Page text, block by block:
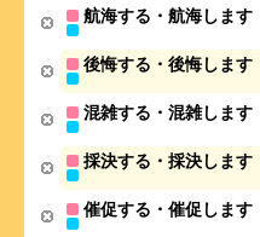
航海する・航海します
後悔する・後悔します
混雑する・混雑します
採決する・採決します
催促する・催促します